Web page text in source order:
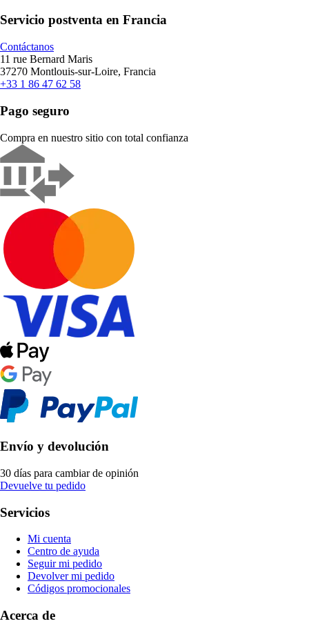
Servicio postventa en Francia
Contáctanos
11 rue Bernard Maris
37270 Montlouis-sur-Loire, Francia
+33 1 86 47 62 58
Pago seguro
Compra en nuestro sitio con total confianza
Envío y devolución
30 días para cambiar de opinión
Devuelve tu pedido
Servicios
Mi cuenta
Centro de ayuda
Seguir mi pedido
Devolver mi pedido
Códigos promocionales
Acerca de